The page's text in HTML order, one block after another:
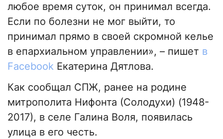
любое время суток, он принимал всегда.
Если по болезни не мог выйти, то
принимал прямо в своей скромной келье
в епархиальном управлении», – пишет в
Facebook Екатерина Дятлова.
Как сообщал СПЖ, ранее на родине
митрополита Нифонта (Солодухи) (1948-
2017), в селе Галина Воля, появилась
улица в его честь.